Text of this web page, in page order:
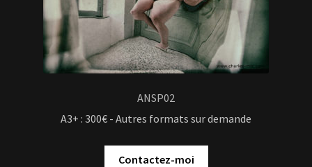
ANSP02
A3+ : 300€ - Autres formats sur demande
Contactez-moi